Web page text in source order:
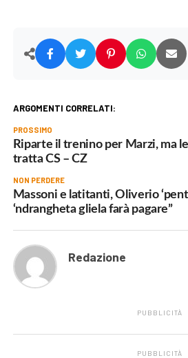
ARGOMENTI CORRELATI:
PROSSIMO
Riparte il trenino per Marzi, ma
tratta CS – CZ
NON PERDERE
Massoni e latitanti, Oliverio
‘ndrangheta gliela farà pagare”
Redazione
PUBBLICITÀ
PUBBLICITÀ